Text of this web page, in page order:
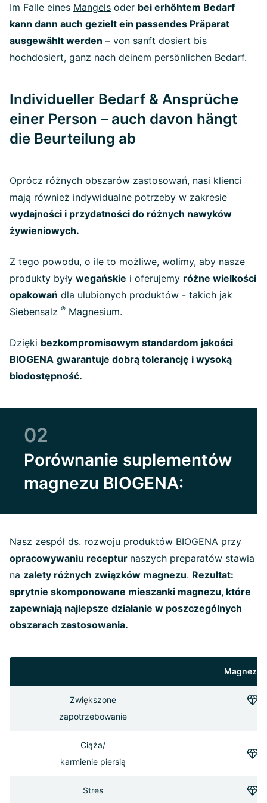
Im Falle eines Mangels oder bei erhöhtem Bedarf
kann dann auch gezielt ein passendes Präparat
ausgewählt werden – von sanft dosiert bis
hochdosiert, ganz nach deinem persönlichen Bedarf.
Individueller Bedarf & Ansprüche
einer Person – auch davon hängt
die Beurteilung ab
Oprócz różnych obszarów zastosowań, nasi klienci
mają również indywidualne potrzeby w zakresie
wydajności i przydatności do różnych nawyków
żywieniowych.
Z tego powodu, o ile to możliwe, wolimy, aby nasze
produkty były wegańskie i oferujemy różne wielkości
opakowań dla ulubionych produktów - takich jak
Siebensalz ® Magnesium.
Dzięki bezkompromisowym standardom jakości
BIOGENA gwarantuje dobrą tolerancję i wysoką
biodostępność.
02
Porównanie suplementów
magnezu BIOGENA:
Nasz zespół ds. rozwoju produktów BIOGENA przy
opracowywaniu receptur naszych preparatów stawia
na zalety różnych związków magnezu. Rezultat:
sprytnie skomponowane mieszanki magnezu, które
zapewniają najlepsze działanie w poszczególnych
obszarach zastosowania.
Magnez 7
Zwiększone
zapotrzebowanie
Ciąża/
karmienie piersią
Stres